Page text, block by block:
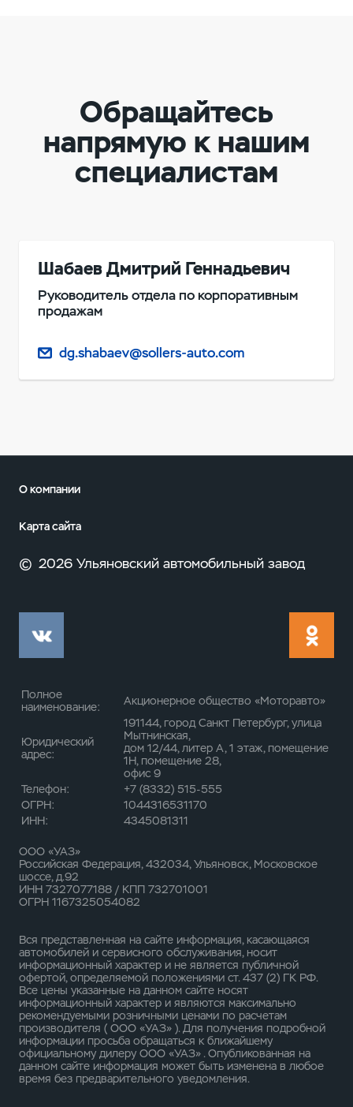
Обращайтесь
напрямую к нашим
специалистам
Шабаев Дмитрий Геннадьевич
Руководитель отдела по корпоративным
продажам
dg.shabaev@sollers-auto.com
О компании
Карта сайта
© 2026 Ульяновский автомобильный завод
Полное
наименование:
Акционерное общество «Моторавто»
Юридический
адрес:
191144, город Санкт Петербург, улица
Мытнинская,
дом 12/44, литер А, 1 этаж, помещение
1Н, помещение 28,
офис 9
Телефон:
+7 (8332) 515-555
ОГРН:
1044316531170
ИНН:
4345081311
ООО «УАЗ»
Российская Федерация, 432034, Ульяновск, Московское
шоссе, д.92
ИНН 7327077188 / КПП 732701001
ОГРН 1167325054082
Вся представленная на сайте информация, касающаяся
автомобилей и сервисного обслуживания, носит
информационный характер и не является публичной
офертой, определяемой положениями ст. 437 (2) ГК РФ.
Все цены указанные на данном сайте носят
информационный характер и являются максимально
рекомендуемыми розничными ценами по расчетам
производителя ( ООО «УАЗ» ). Для получения подробной
информации просьба обращаться к ближайшему
официальному дилеру ООО «УАЗ» . Опубликованная на
данном сайте информация может быть изменена в любое
время без предварительного уведомления.